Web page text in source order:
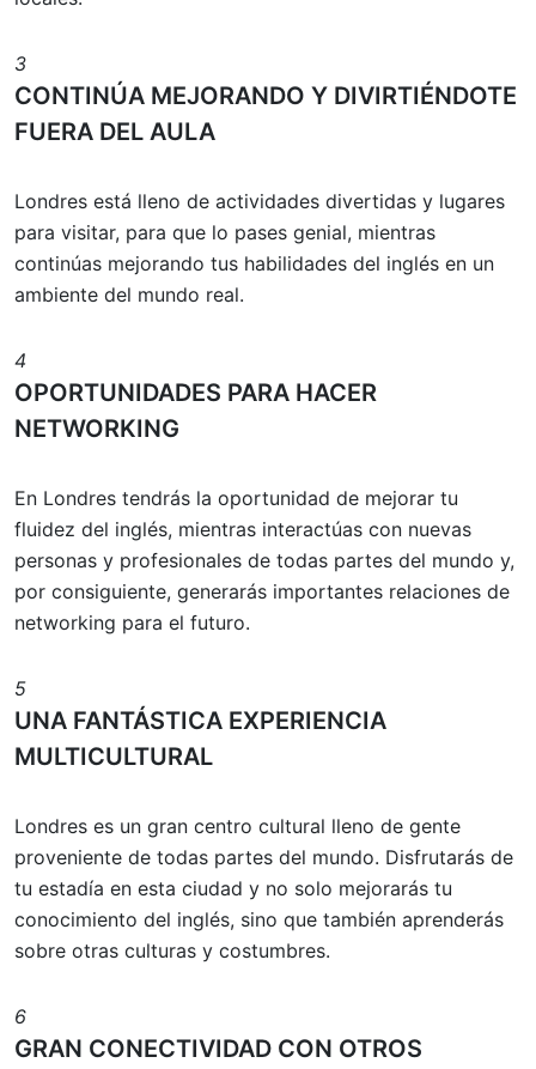
3
CONTINÚA MEJORANDO Y DIVIRTIÉNDOTE
FUERA DEL AULA
Londres está lleno de actividades divertidas y lugares
para visitar, para que lo pases genial, mientras
continúas mejorando tus habilidades del inglés en un
ambiente del mundo real.
4
OPORTUNIDADES PARA HACER
NETWORKING
En Londres tendrás la oportunidad de mejorar tu
fluidez del inglés, mientras interactúas con nuevas
personas y profesionales de todas partes del mundo y,
por consiguiente, generarás importantes relaciones de
networking para el futuro.
5
UNA FANTÁSTICA EXPERIENCIA
MULTICULTURAL
Londres es un gran centro cultural lleno de gente
proveniente de todas partes del mundo. Disfrutarás de
tu estadía en esta ciudad y no solo mejorarás tu
conocimiento del inglés, sino que también aprenderás
sobre otras culturas y costumbres.
6
GRAN CONECTIVIDAD CON OTROS